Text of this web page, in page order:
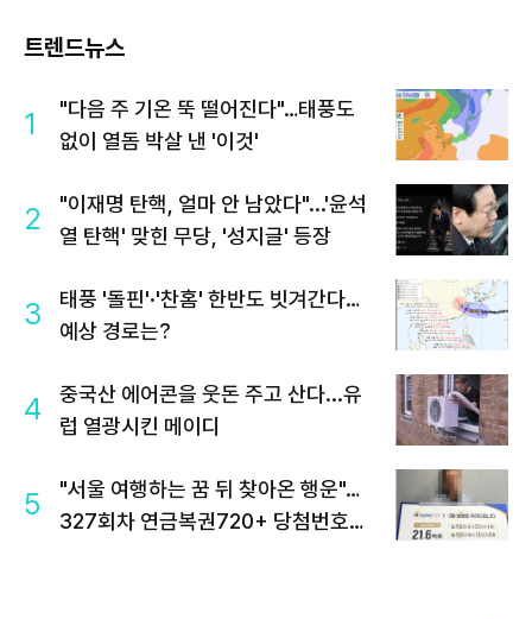
트렌드뉴스
1
"다음 주 기온 뚝 떨어진다"…태풍도
없이 열돔 박살 낸 '이것'
2
"이재명 탄핵, 얼마 안 남았다"...'윤석
열 탄핵' 맞힌 무당, '성지글' 등장
3
태풍 '돌핀'·'찬홈' 한반도 빗겨간다…
예상 경로는?
4
중국산 에어콘을 웃돈 주고 산다...유
럽 열광시킨 메이디
5
"서울 여행하는 꿈 뒤 찾아온 행운"…
327회차 연금복권720+ 당첨번호조